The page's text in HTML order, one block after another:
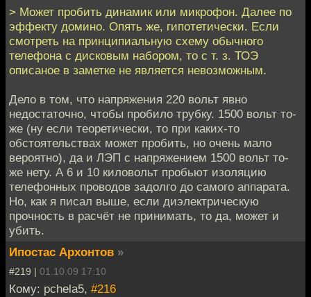
> Может пробить динамик или микрофон. Далее по
эффекту домино. Опять же, гипотетически. Если
смотреть на принципиальную схему обычного
телефона с дисковым набором, то с т. з. ТОЭ
описаное в заметке не является невозможным.
Дело в том, что напряжения 220 вольт явно
недостаточно, чтобы пробило трубку. 1500 вольт то-
же (ну если теоретически, то при каких-то
обстоятельствах может пробить, но очень мало
вероятно), да и ЛЭП с напряжением 1500 вольт то-
же нету. А 6 и 10 киловольт пробьют изоляцию
телефонных проводов задолго до самого аппарата.
Но, как я писал выше, если диэлектрическую
прочность в расчёт не принимать, то да, может и
убить.
Ипостас Архонтов »
#219 | 01.10.09 17:10
Кому: pchela5, #216